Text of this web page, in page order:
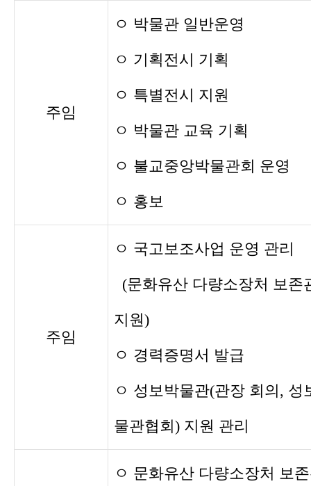
주임
ㅇ 박물관 일반운영
ㅇ 기획전시 기획
ㅇ 특별전시 지원
ㅇ 박물관 교육 기획
ㅇ 불교중앙박물관회 운영
ㅇ 홍보
주임
ㅇ 국고보조사업 운영 관리
(문화유산 다량소장처 보존
지원)
ㅇ 경력증명서 발급
ㅇ 성보박물관(관장 회의, 성
물관협회) 지원 관리
ㅇ 문화유산 다량소장처 보